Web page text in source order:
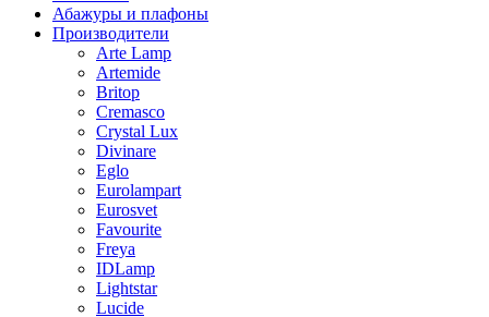
Абажуры и плафоны
Производители
Arte Lamp
Artemide
Britop
Cremasco
Crystal Lux
Divinare
Eglo
Eurolampart
Eurosvet
Favourite
Freya
IDLamp
Lightstar
Lucide